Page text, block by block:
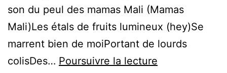
son du peul des mamas Mali (Mamas
Mali)Les étals de fruits lumineux (hey)Se
marrent bien de moiPortant de lourds
colisDes… Poursuivre la lecture